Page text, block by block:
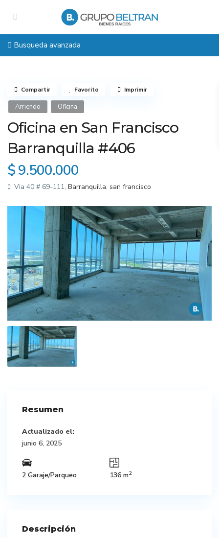
Busqueda avanzada
Arriendo Oficina
Oficina en San Francisco
Barranquilla #406
$ 9.500.000
Via 40 # 69-111, Barranquilla, san francisco
Compartir Favorito Imprimir
Resumen
Actualizado el:
junio 6, 2025
2 Garaje/Parqueo 136 m2
Descripción